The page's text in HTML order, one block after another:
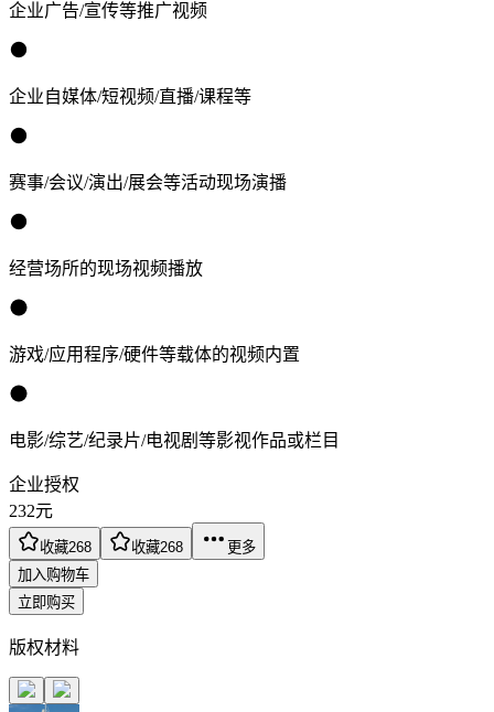
企业广告/宣传等推广视频
企业自媒体/短视频/直播/课程等
赛事/会议/演出/展会等活动现场演播
经营场所的现场视频播放
游戏/应用程序/硬件等载体的视频内置
电影/综艺/纪录片/电视剧等影视作品或栏目
企业授权
232元
收藏268 收藏268
更多
加入购物车
立即购买
版权材料